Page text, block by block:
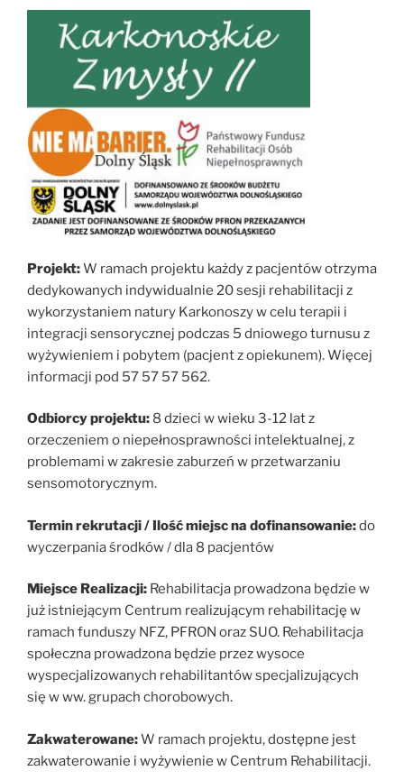
Projekt:W ramach projektu każdy z pacjentów otrzyma
dedykowanych indywidualnie 20 sesji rehabilitacji z
wykorzystaniem natury Karkonoszy w celu terapii i
integracji sensorycznej podczas 5 dniowego turnusu z
wyżywieniem i pobytem (pacjent z opiekunem). Więcej
informacji pod 57 57 57 562.
Odbiorcy projektu: 8 dzieci w wieku 3-12 lat z
orzeczeniem o niepełnosprawności intelektualnej, z
problemami w zakresie zaburzeń w przetwarzaniu
sensomotorycznym.
Termin rekrutacji / Ilość miejsc na dofinansowanie:do
wyczerpania środków / dla 8 pacjentów
Miejsce Realizacji: Rehabilitacja prowadzona będzie w
już istniejącym Centrum realizującym rehabilitację w
ramach funduszy NFZ, PFRON oraz SUO. Rehabilitacja
społeczna prowadzona będzie przez wysoce
wyspecjalizowanych rehabilitantów specjalizujących
się w ww. grupach chorobowych.
Zakwaterowane:W ramach projektu, dostępne jest
zakwaterowanie i wyżywienie w Centrum Rehabilitacji.